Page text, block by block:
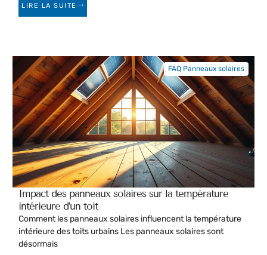
LIRE LA SUITE
Impact des panneaux solaires sur la température
intérieure d’un toit
Comment les panneaux solaires influencent la température
intérieure des toits urbains Les panneaux solaires sont
désormais
FAQ Panneaux solaires